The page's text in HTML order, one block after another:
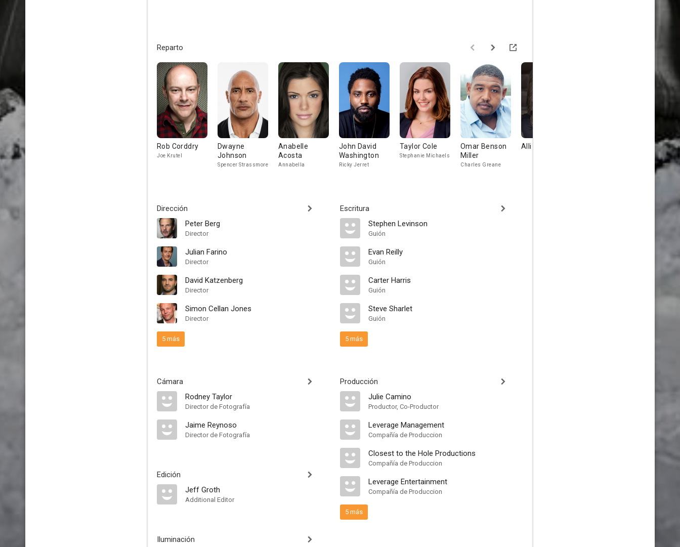
Reparto
Rob Corddry
Joe Krutel
Dwayne
Johnson
Spencer Strassmore
Anabelle
Acosta
Annabella
John David
Washington
Ricky Jerret
Taylor Cole
Stephanie Michaels
Omar Benson
Miller
Charles Greane
Alli Chung London
Reggie
Dirección
Peter Berg
Director
Julian Farino
Director
David Katzenberg
Director
Simon Cellan Jones
Director
5 más
Cámara
Rodney Taylor
Director de Fotografía
Jaime Reynoso
Director de Fotografía
Edición
Jeff Groth
Additional Editor
Iluminación
Escritura
Stephen Levinson
Guión
Evan Reilly
Guión
Carter Harris
Guión
Steve Sharlet
Guión
5 más
Producción
Julie Camino
Productor, Co-Productor
Leverage Management
Compañía de Produccion
Closest to the Hole Productions
Compañía de Produccion
Leverage Entertainment
Compañía de Produccion
5 más